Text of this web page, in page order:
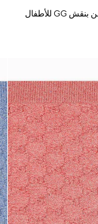
أوفرول من قماش جاكارد القطن بنقش GG للأطفال